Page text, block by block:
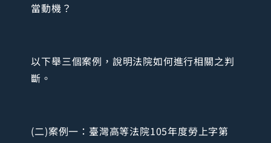
當動機？
以下舉三個案例，說明法院如何進行相關之判
斷。
(二)案例一：臺灣高等法院105年度勞上字第